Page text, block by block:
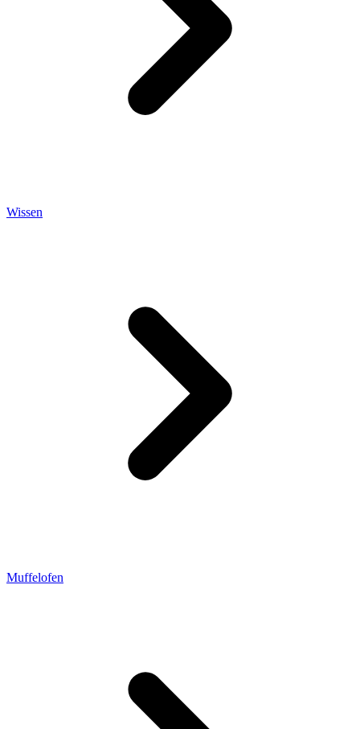
Wissen
Muffelofen